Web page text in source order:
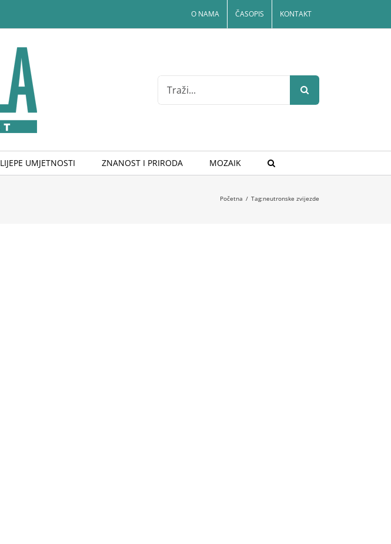
O NAMA ČASOPIS KONTAKT
Search
for:
LIJEPE UMJETNOSTI ZNANOST I PRIRODA MOZAIK
Početna / Tag:neutronske zvijezde